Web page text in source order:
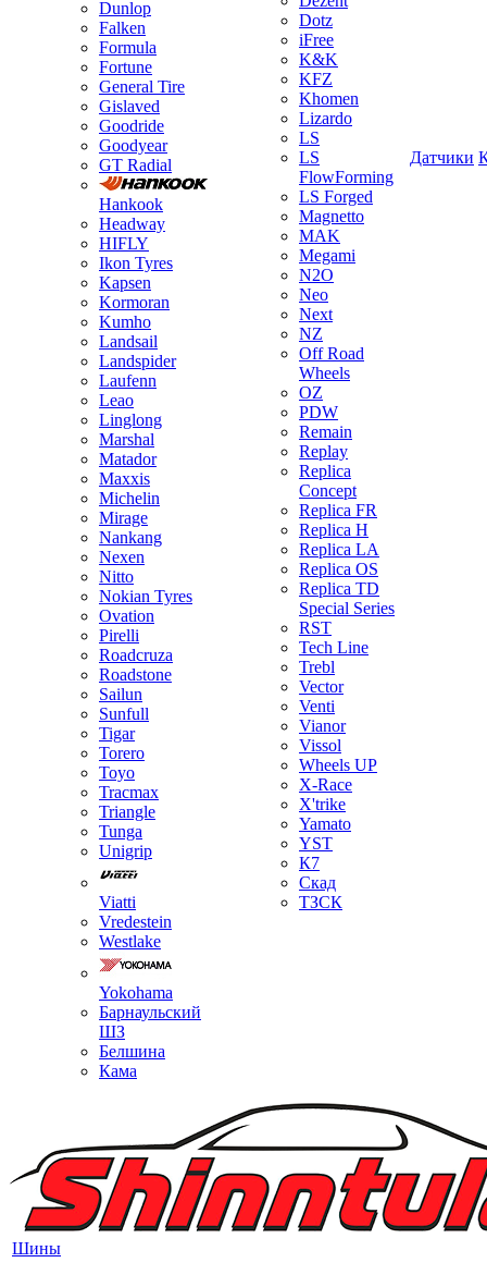
Dunlop
Falken
Formula
Fortune
General Tire
Gislaved
Goodride
Goodyear
GT Radial
Hankook
Headway
HIFLY
Ikon Tyres
Kapsen
Kormoran
Kumho
Landsail
Landspider
Laufenn
Leao
Linglong
Marshal
Matador
Maxxis
Michelin
Mirage
Nankang
Nexen
Nitto
Nokian Tyres
Ovation
Pirelli
Roadcruza
Roadstone
Sailun
Sunfull
Tigar
Torero
Toyo
Tracmax
Triangle
Tunga
Unigrip
Viatti
Vredestein
Westlake
Yokohama
Барнаульский
ШЗ
Белшина
Кама
Dotz
iFree
K&K
KFZ
Khomen
Lizardo
LS
LS
FlowForming
LS Forged
Magnetto
MAK
Megami
N2O
Neo
Next
NZ
Off Road
Wheels
OZ
PDW
Remain
Replay
Replica
Concept
Replica FR
Replica H
Replica LA
Replica OS
Replica TD
Special Series
RST
Tech Line
Trebl
Vector
Venti
Vianor
Vissol
Wheels UP
X-Race
X'trike
Yamato
YST
К7
Скад
ТЗСК
Датчики
Шины